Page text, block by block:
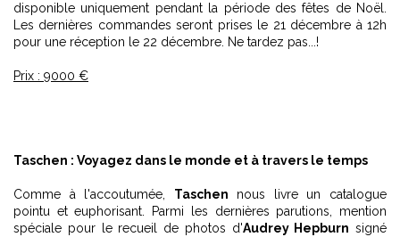
disponible uniquement pendant la période des fêtes de Noël.
Les dernières commandes seront prises le 21 décembre à 12h
pour une réception le 22 décembre. Ne tardez pas...!
Prix : 9000 €
Taschen : Voyagez dans le monde et à travers le temps
Comme à l'accoutumée, Taschen nous livre un catalogue
pointu et euphorisant. Parmi les dernières parutions, mention
spéciale pour le recueil de photos d'Audrey Hepburn signé